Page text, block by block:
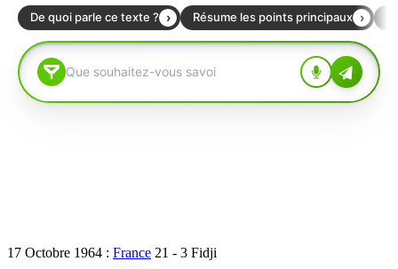
17 Octobre 1964 : France 21 - 3 Fidji